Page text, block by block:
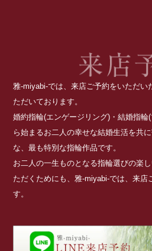
雅-miyabi-では、来店ご予約をいただい
ただいております。
婚約指輪(エンゲージリング)・結婚指
ら始まるお二人の幸せな結婚生活を共
な、最も特別な指輪作品です。
お二人の一生ものとなる指輪選びの楽
ただくためにも、雅-miyabi-では、来店
す。